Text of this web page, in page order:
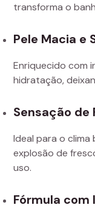
transforma o
Pele Macia e
Enriquecido com
hidratação,
Sensação de
Ideal para o
explosão de
uso.
Fórmula com